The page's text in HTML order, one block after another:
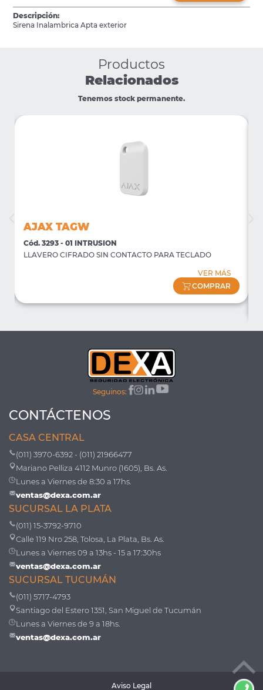
Descripción:
Sirena Inalambrica Apta exterior
Productos
Relacionados
Tenemos stock permanente.
AJAX TAGW
Cód. 3293 - 01 INTRUSION
LLAVERO CIFRADO SIN CONTACTO PARA TECLADO
VER MÁS
COMPRAR
Seguinos:
CONTÁCTENOS
CASA CENTRAL
(011) 3970-6392 - (011) 21966477
Mariano Pelliza 4112 Munro (1605), Bs. As.
Lunes a Viernes de 8:30 a 17hs.
ventas@dexa.com.ar
SUCURSAL LA PLATA
(011) 15-3792-9710
Calle 119 Nro 258, Tolosa, La Plata, Bs. As.
Lunes a Viernes 09 a 13hs - 15 a 17:30hs
ventas@dexa.com.ar
SUCURSAL TUCUMÁN
(011) 5717-4793
Santiago del Estero 1351, San Miguel de Tucumán
Lunes a Viernes de 9 a 18hs.
ventas@dexa.com.ar
Aviso Legal